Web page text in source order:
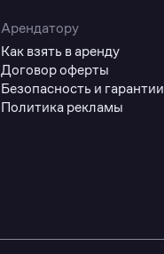
Арендатору
Как взять в аренду
Договор оферты
Безопасность и гарантии
Политика рекламы